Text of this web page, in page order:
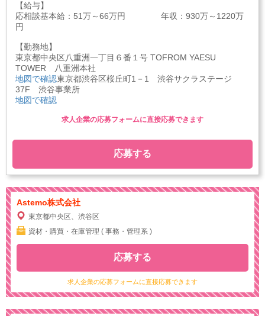
【給与】
応相談基本給：51万～66万円 年収：930万～1220万
円
【勤務地】
東京都中央区八重洲一丁目６番１号 TOFROM YAESU
TOWER 八重洲本社
地図で確認東京都渋谷区桜丘町1－1 渋谷サクラステージ
37F 渋谷事業所
地図で確認
応募する
求人企業の応募フォームに直接応募できます
Astemo株式会社
東京都中央区、渋谷区
資材・購買・在庫管理 ( 事務・管理系 )
求人企業の応募フォームに直接応募できます
応募する